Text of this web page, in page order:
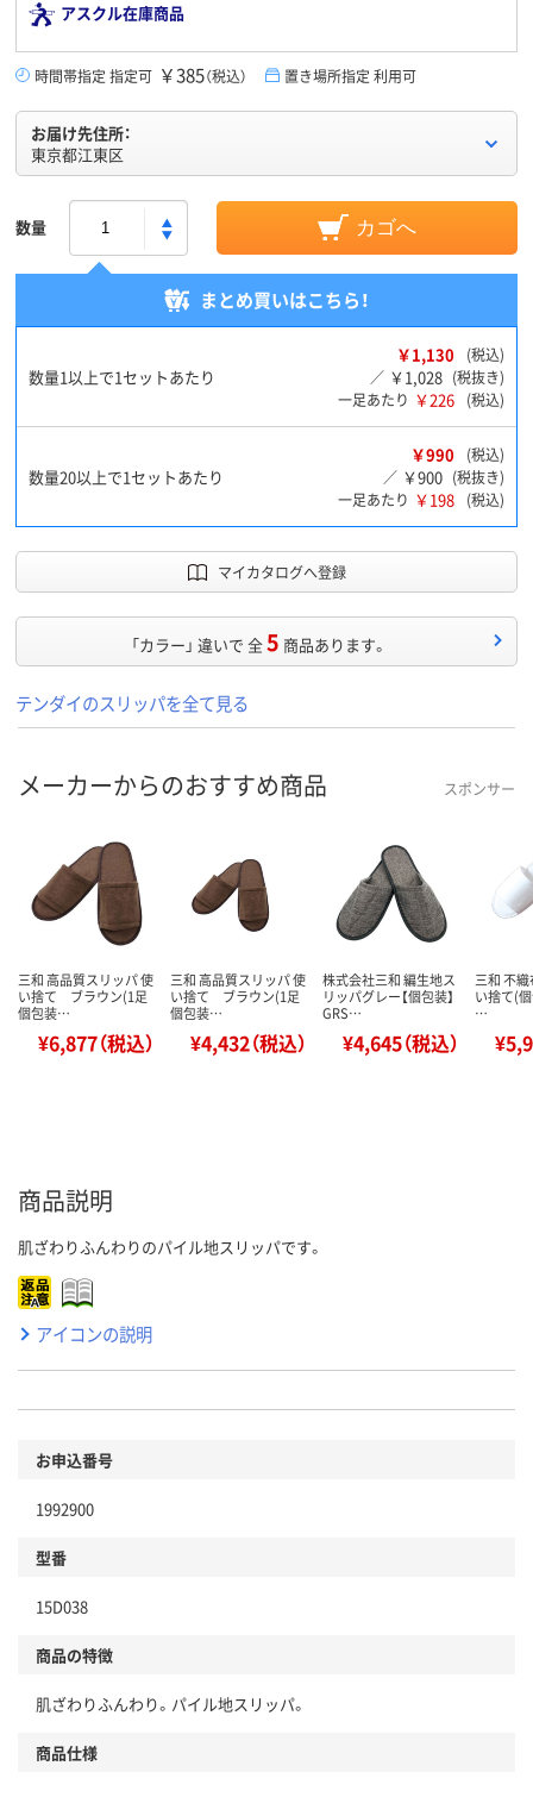
アスクル在庫商品
時間帯指定 指定可 ￥385（税込） 置き場所指定 利用可
お届け先住所：
東京都江東区
数量 カゴへ
まとめ買いはこちら！
数量1以上で1セットあたり
￥1,130
(税込)
／ ￥1,028 (税抜き)
一足あたり ￥226 (税込)
数量20以上で1セットあたり
￥990
(税込)
／ ￥900 (税抜き)
一足あたり ￥198 (税込)
マイカタログへ登録
「カラー」 違いで 全5 商品あります。
テンダイのスリッパを全て見る
メーカーからのおすすめ商品 スポンサー
三和 高品質スリッパ 使
い捨て ブラウン(1足
個包装…
¥6,877（税込）
三和 高品質スリッパ 使
い捨て ブラウン(1足
個包装…
¥4,432（税込）
株式会社三和 編生地ス
リッパグレー【個包装】
GRS…
¥4,645（税込）
三和 不
い捨て(
…
商品説明
肌ざわりふんわりのパイル地スリッパです。
アイコンの説明
お申込番号
1992900
型番
15D038
商品の特徴
肌ざわりふんわり。パイル地スリッパ。
商品仕様